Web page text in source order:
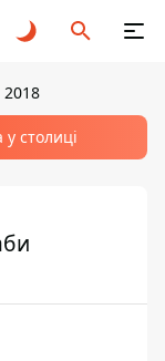
2018
столиці